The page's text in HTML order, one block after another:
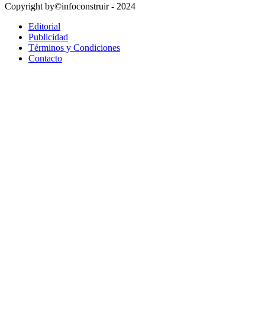
Copyright by©infoconstruir - 2024
Editorial
Publicidad
Términos y Condiciones
Contacto